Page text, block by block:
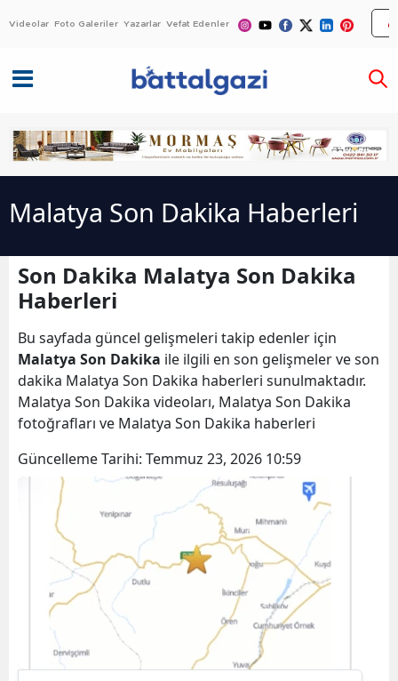
Videolar Foto Galeriler Yazarlar Vefat Edenler
Malatya Son Dakika Haberleri
Son Dakika Malatya Son Dakika
Haberleri
Bu sayfada güncel gelişmeleri takip edenler için
Malatya Son Dakika ile ilgili en son gelişmeler ve son
dakika Malatya Son Dakika haberleri sunulmaktadır.
Malatya Son Dakika videoları, Malatya Son Dakika
fotoğrafları ve Malatya Son Dakika haberleri
Güncelleme Tarihi: Temmuz 23, 2026 10:59